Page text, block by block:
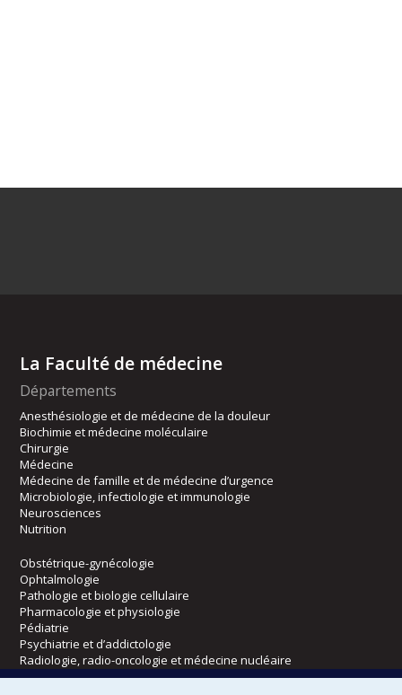
La Faculté de médecine
Départements
Anesthésiologie et de médecine de la douleur
Biochimie et médecine moléculaire
Chirurgie
Médecine
Médecine de famille et de médecine d’urgence
Microbiologie, infectiologie et immunologie
Neurosciences
Nutrition
Obstétrique-gynécologie
Ophtalmologie
Pathologie et biologie cellulaire
Pharmacologie et physiologie
Pédiatrie
Psychiatrie et d’addictologie
Radiologie, radio-oncologie et médecine nucléaire